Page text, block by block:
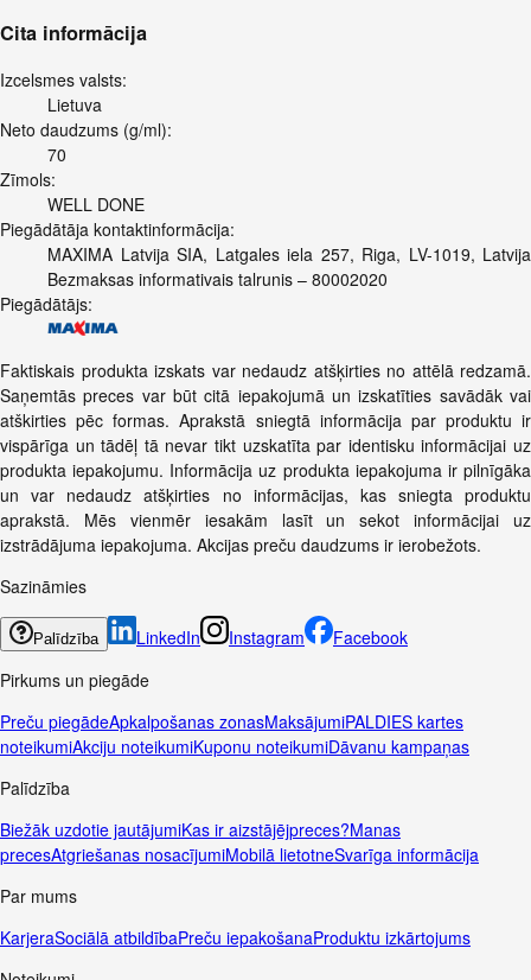
Cita informācija
Izcelsmes valsts:
Lietuva
Neto daudzums (g/ml):
70
Zīmols:
WELL DONE
Piegādātāja kontaktinformācija:
MAXIMA Latvija SIA, Latgales iela 257, Riga, LV-1019, Latvija
Bezmaksas informativais talrunis – 80002020
Piegādātājs:
Faktiskais produkta izskats var nedaudz atšķirties no attēlā redzamā.
Saņemtās preces var būt citā iepakojumā un izskatīties savādāk vai
atškirties pēc formas. Aprakstā sniegtā informācija par produktu ir
vispārīga un tādēļ tā nevar tikt uzskatīta par identisku informācijai uz
produkta iepakojumu. Informācija uz produkta iepakojuma ir pilnīgāka
un var nedaudz atšķirties no informācijas, kas sniegta produktu
aprakstā. Mēs vienmēr iesakām lasīt un sekot informācijai uz
izstrādājuma iepakojuma. Akcijas preču daudzums ir ierobežots.
Sazināmies
Palīdzība LinkedIn Instagram
Facebook
Pirkums un piegāde
Preču piegādeApkalpošanas zonasMaksājumiPALDIES kartes
noteikumiAkciju noteikumiKuponu noteikumiDāvanu kampaņas
Palīdzība
Biežāk uzdotie jautājumiKas ir aizstājējpreces?Manas
precesAtgriešanas nosacījumiMobilā lietotneSvarīga informācija
Par mums
KarjeraSociālā atbildībaPreču iepakošanaProduktu izkārtojums